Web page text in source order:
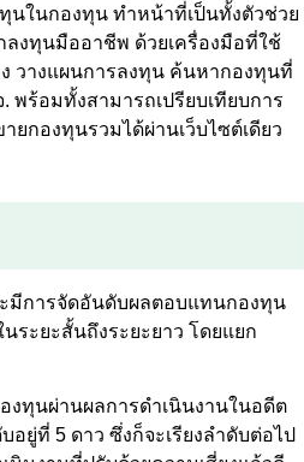
นในกองทุน ทำหน้าที่เป็นทั้งตัวช่วย
งทุนมืออาชีพ ด้วยเครื่องมือที่ใช้
วางแผนการลงทุน ค้นหากองทุนที่
พร้อมทั้งสามารถเปรียบเทียบการ
กองทุนรวมได้ผ่านเว็บไซต์เดียว
ะมีการจัดอันดับผลตอบแทนกองทุน
ะยะสั้นถึงระยะยาว โดยแยก
งทุนผ่านผลการดำเนินงานในอดีต
ยู่ที่ 5 ดาว ซึ่งก็จะเรียงลำดับต่อไป